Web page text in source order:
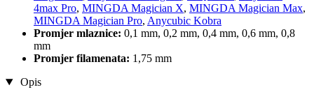
4max Pro, MINGDA Magician X, MINGDA Magician Max,
MINGDA Magician Pro, Anycubic Kobra
Promjer mlaznice: 0,1 mm, 0,2 mm, 0,4 mm, 0,6 mm, 0,8
mm
Promjer filamenata: 1,75 mm
Opis